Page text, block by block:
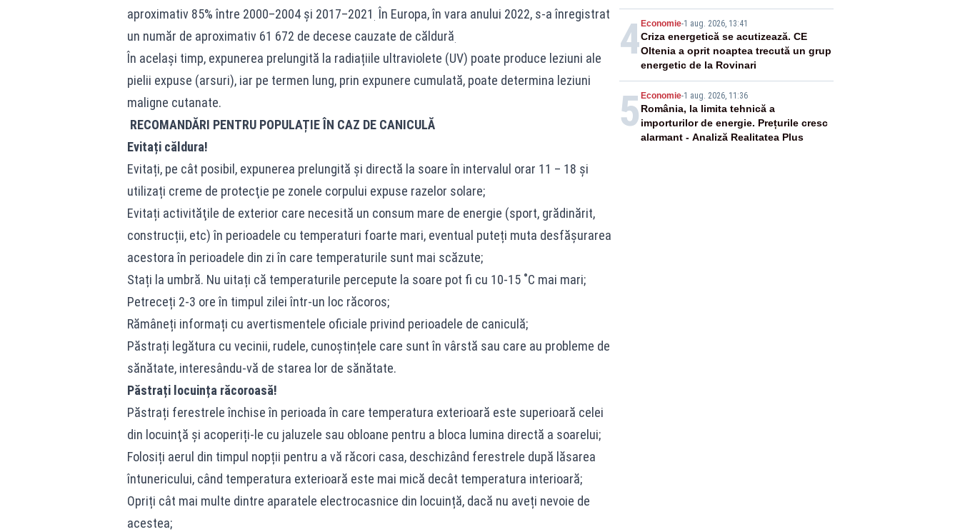
aproximativ 85% între 2000–2004 și 2017–2021 În Europa, în vara anului 2022, s-a înregistrat
un număr de aproximativ 61 672 de decese cauzate de căldură
În același timp, expunerea prelungită la radiațiile ultraviolete (UV) poate produce leziuni ale
pielii expuse (arsuri), iar pe termen lung, prin expunere cumulată, poate determina leziuni
maligne cutanate.
RECOMANDĂRI PENTRU POPULAȚIE ÎN CAZ DE CANICULĂ
Evitați căldura!
Evitați, pe cât posibil, expunerea prelungită şi directă la soare în intervalul orar 11 – 18 şi
utilizați creme de protecţie pe zonele corpului expuse razelor solare;
Evitați activităţile de exterior care necesită un consum mare de energie (sport, grădinărit,
construcții, etc) în perioadele cu temperaturi foarte mari, eventual puteți muta desfăşurarea
acestora în perioadele din zi în care temperaturile sunt mai scăzute;
Stați la umbră. Nu uitați că temperaturile percepute la soare pot fi cu 10-15 ˚C mai mari;
Petreceți 2-3 ore în timpul zilei într-un loc răcoros;
Rămâneți informați cu avertismentele oficiale privind perioadele de caniculă;
Păstrați legătura cu vecinii, rudele, cunoștințele care sunt în vârstă sau care au probleme de
sănătate, interesându-vă de starea lor de sănătate.
Păstrați locuința răcoroasă!
Păstrați ferestrele închise în perioada în care temperatura exterioară este superioară celei
din locuinţă și acoperiți-le cu jaluzele sau obloane pentru a bloca lumina directă a soarelui;
Folosiți aerul din timpul nopții pentru a vă răcori casa, deschizând ferestrele după lăsarea
întunericului, când temperatura exterioară este mai mică decât temperatura interioară;
Opriți cât mai multe dintre aparatele electrocasnice din locuință, dacă nu aveți nevoie de
acestea;
4Economie-1 aug. 2026, 13:41
Criza energetică se acutizează. CE
Oltenia a oprit noaptea trecută un grup
energetic de la Rovinari
5 Economie-1 aug. 2026, 11:36
România, la limita tehnică a
importurilor de energie. Prețurile cresc
alarmant - Analiză Realitatea Plus